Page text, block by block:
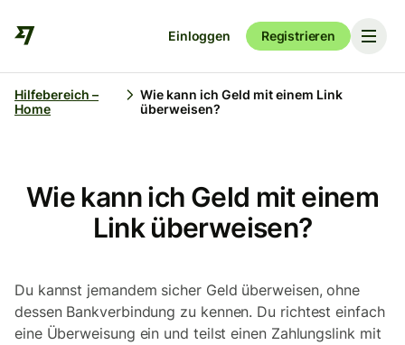
Einloggen Registrieren
Hilfebereich –
Home
Wie kann ich Geld mit einem Link
überweisen?
Wie kann ich Geld mit einem
Link überweisen?
Du kannst jemandem sicher Geld überweisen, ohne
dessen Bankverbindung zu kennen. Du richtest einfach
eine Überweisung ein und teilst einen Zahlungslink mit